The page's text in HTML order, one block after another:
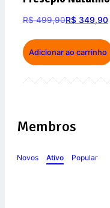
R$499,90R$ 349,90
Adicionar ao carrinho
Membros
Novos Ativo Popular